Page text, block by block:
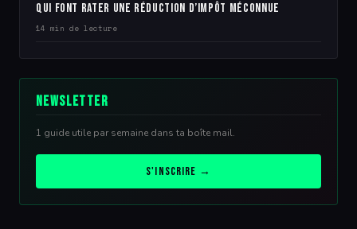
qui font rater une réduction d’impôt méconnue
14 min de lecture
Newsletter
1 guide utile par semaine dans ta boîte mail.
S'inscrire →